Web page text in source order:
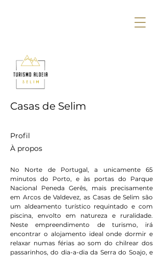
Casas de Selim
Profil
À propos
No Norte de Portugal, a unicamente 65
minutos do Porto, e às portas do Parque
Nacional Peneda Gerês, mais precisamente
em Arcos de Valdevez, as Casas de Selim são
um aldeamento turístico requintado e com
piscina, envolto em natureza e ruralidade.
Neste empreendimento de turismo, irá
encontrar o alojamento ideal onde dormir e
relaxar numas férias ao som do chilrear dos
passarinhos, do dia-a-dia da Serra do Soajo, e